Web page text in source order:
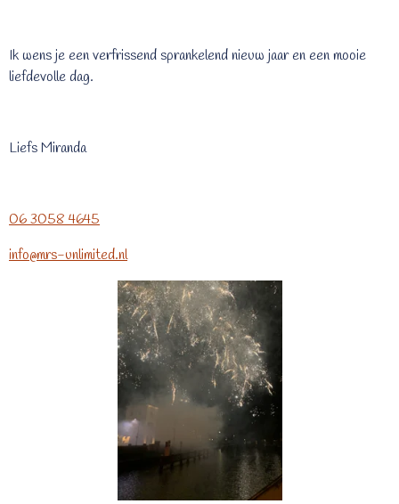
Ik wens je een verfrissend sprankelend nieuw jaar en een mooie
liefdevolle dag.
Liefs Miranda
06 3058 4645
info@mrs-unlimited.nl